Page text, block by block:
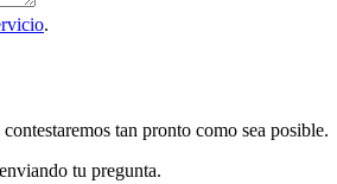
.
tan pronto como sea posible.
tu pregunta.